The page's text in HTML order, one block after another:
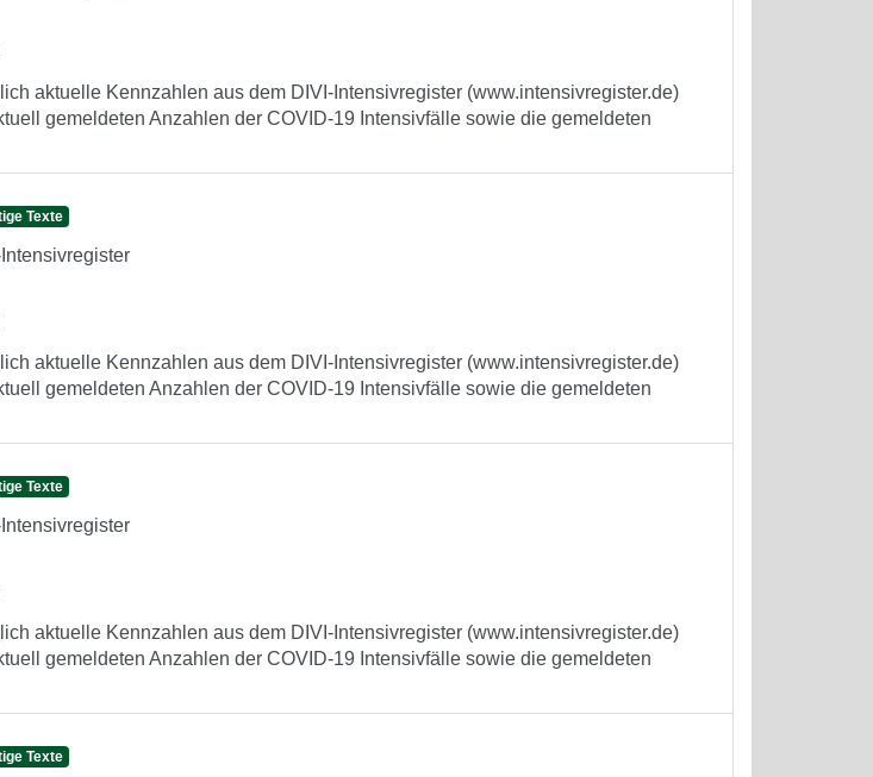
aktuelle Kennzahlen aus dem DIVI-Intensivregister (www.intensivregister.de)
gemeldeten Anzahlen der COVID-19 Intensivfälle sowie die gemeldeten
Texte
aktuelle Kennzahlen aus dem DIVI-Intensivregister (www.intensivregister.de)
gemeldeten Anzahlen der COVID-19 Intensivfälle sowie die gemeldeten
Texte
aktuelle Kennzahlen aus dem DIVI-Intensivregister (www.intensivregister.de)
gemeldeten Anzahlen der COVID-19 Intensivfälle sowie die gemeldeten
Texte